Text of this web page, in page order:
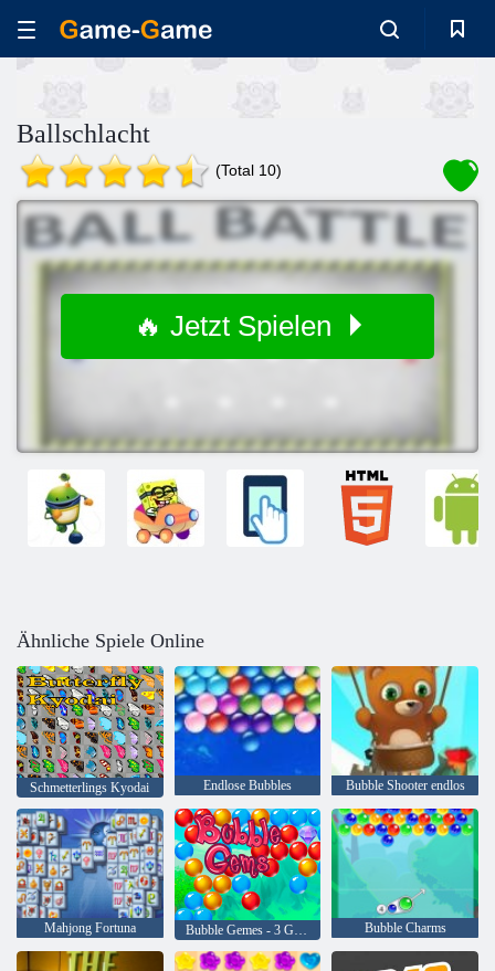
Ballschlacht
(Total 10)
🔥 Jetzt Spielen
Ähnliche Spiele Online
Schmetterlings Kyodai Endlose Bubbles Bubble Shooter endlos
Mahjong Fortuna Bubble Charms